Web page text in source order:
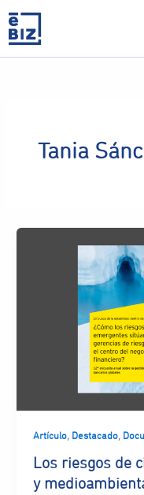
content
Tania
Artículo, Destacado,
Los riesgos de
y